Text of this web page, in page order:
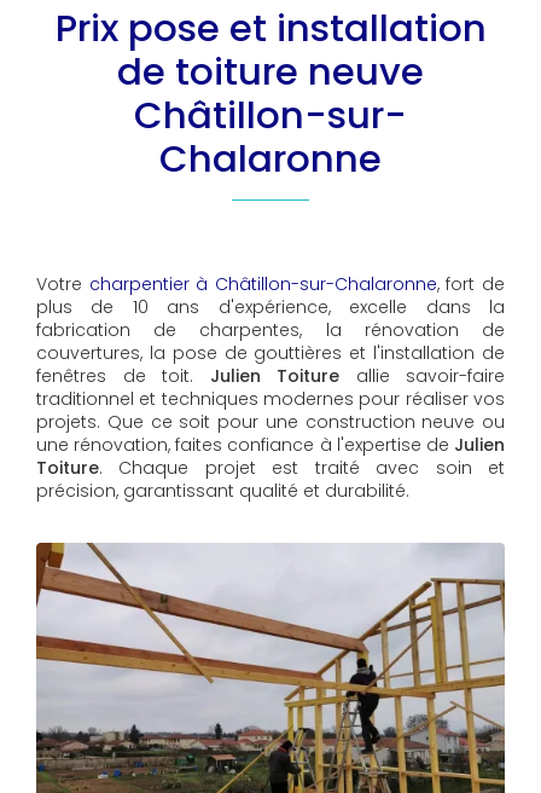
Prix pose et installation
de toiture neuve
Châtillon-sur-
Chalaronne
Votre charpentier à Châtillon-sur-Chalaronne, fort de
plus de 10 ans d'expérience, excelle dans la
fabrication de charpentes, la rénovation de
couvertures, la pose de gouttières et l'installation de
fenêtres de toit. Julien Toiture allie savoir-faire
traditionnel et techniques modernes pour réaliser vos
projets. Que ce soit pour une construction neuve ou
une rénovation, faites confiance à l'expertise de Julien
Toiture. Chaque projet est traité avec soin et
précision, garantissant qualité et durabilité.